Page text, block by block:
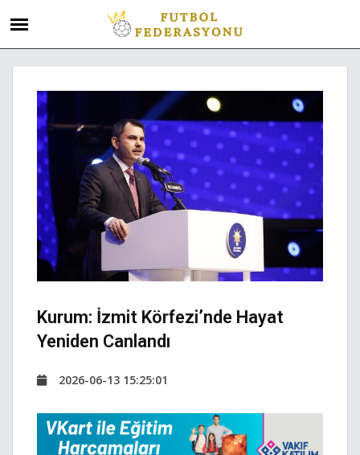
Kurum: İzmit Körfezi’nde Hayat
Yeniden Canlandı
2026-06-13 15:25:01